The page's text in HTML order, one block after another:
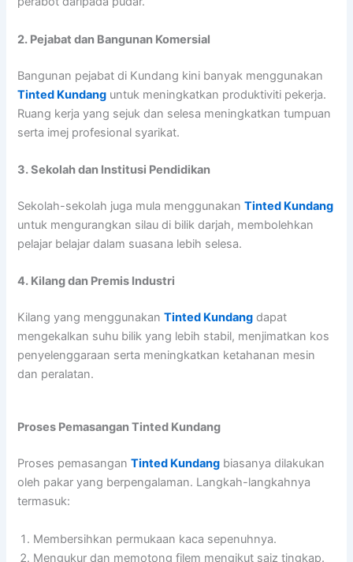
2. Pejabat dan Bangunan Komersial
Bangunan pejabat di Kundang kini banyak menggunakan
Tinted Kundang untuk meningkatkan produktiviti pekerja.
Ruang kerja yang sejuk dan selesa meningkatkan tumpuan
serta imej profesional syarikat.
3. Sekolah dan Institusi Pendidikan
Sekolah-sekolah juga mula menggunakanTinted Kundang
untuk mengurangkan silau di bilik darjah, membolehkan
pelajar belajar dalam suasana lebih selesa.
4. Kilang dan Premis Industri
Kilang yang menggunakanTinted Kundang dapat
mengekalkan suhu bilik yang lebih stabil, menjimatkan kos
penyelenggaraan serta meningkatkan ketahanan mesin
dan peralatan.
Proses Pemasangan Tinted Kundang
Proses pemasanganTinted Kundang biasanya dilakukan
oleh pakar yang berpengalaman. Langkah-langkahnya
termasuk:
Membersihkan permukaan kaca sepenuhnya.
Mengukur dan memotong filem mengikut saiz tingkap.